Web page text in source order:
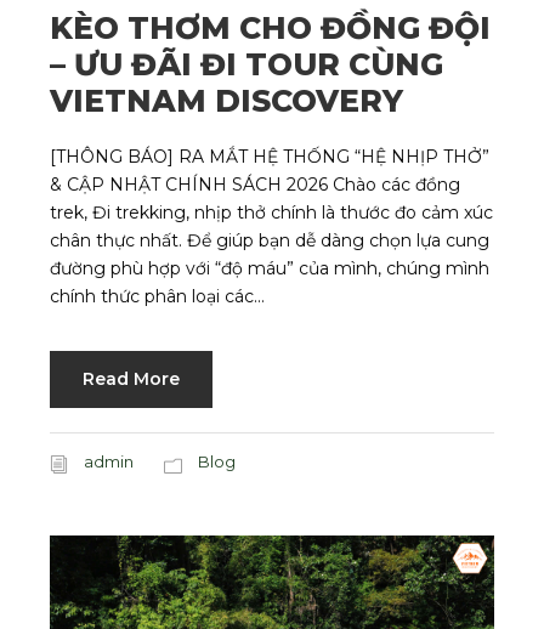
KÈO THƠM CHO ĐỒNG ĐỘI
– ƯU ĐÃI ĐI TOUR CÙNG
VIETNAM DISCOVERY
[THÔNG BÁO] RA MẮT HỆ THỐNG “HỆ NHỊP THỞ”
& CẬP NHẬT CHÍNH SÁCH 2026 Chào các đồng
trek, Đi trekking, nhịp thở chính là thước đo cảm xúc
chân thực nhất. Để giúp bạn dễ dàng chọn lựa cung
đường phù hợp với “độ máu” của mình, chúng mình
chính thức phân loại các...
Read More
admin Blog